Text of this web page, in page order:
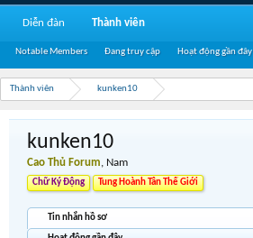
Thành viên kunken10
kunken10
Cao Thủ Forum, Nam
Chữ Ký Động Tung Hoành Tân Thế Giới
Tin nhắn hồ sơ
Diễn đàn Thành viên
Notable Members Đang truy cập Hoạt động gần đây